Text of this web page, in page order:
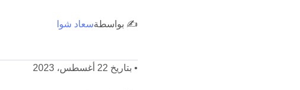
✍️ بواسطةسعاد شوا
• بتاريخ 22 أغسطس، 2023